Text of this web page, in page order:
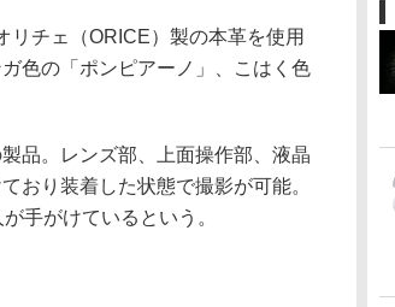
チェ（ORICE）製の本革を使用
色の「ポンピアーノ」、こはく色
品。レンズ部、上面操作部、液晶
おり装着した状態で撮影が可能。
手がけているという。